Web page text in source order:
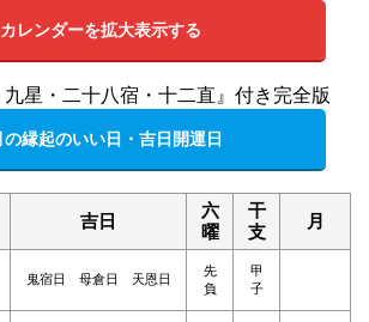
カレンダーを拡大表示する
九星・二十八宿・十二直』付き完全版
の縁起のいい日・吉日開運日
吉日
六
曜
干
支
月
鬼宿日 母倉日 天恩日
先
負
甲
子